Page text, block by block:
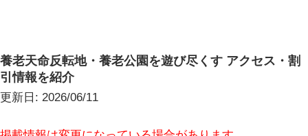
養老天命反転地・養老公園を遊び尽くす アクセス・割
引情報を紹介
更新日: 2026/06/11